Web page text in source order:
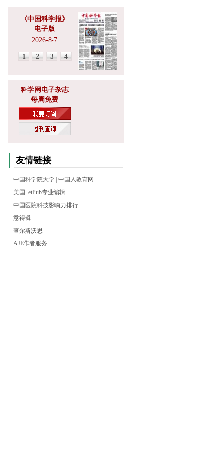
《中国科学报》
电子版
2026-8-7
1 2 3 4
科学网电子杂志
每周免费
友情链接
中国科学院大学 中国人教育网
美国LetPub专业编辑
中国医院科技影响力排行
意得辑
查尔斯沃思
AJE作者服务